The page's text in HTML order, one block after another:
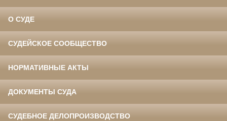
О СУДЕ
СУДЕЙСКОЕ СООБЩЕСТВО
НОРМАТИВНЫЕ АКТЫ
ДОКУМЕНТЫ СУДА
СУДЕБНОЕ ДЕЛОПРОИЗВОДСТВО